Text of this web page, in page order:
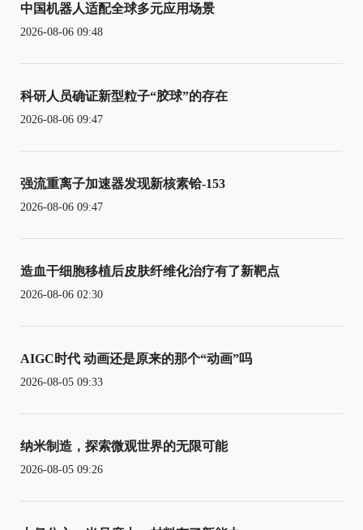
中国机器人适配全球多元应用场景
2026-08-06 09:48
科研人员确证新型粒子“胶球”的存在
2026-08-06 09:47
强流重离子加速器发现新核素铪-153
2026-08-06 09:47
造血干细胞移植后皮肤纤维化治疗有了新靶点
2026-08-06 02:30
AIGC时代 动画还是原来的那个“动画”吗
2026-08-05 09:33
纳米制造，探索微观世界的无限可能
2026-08-05 09:26